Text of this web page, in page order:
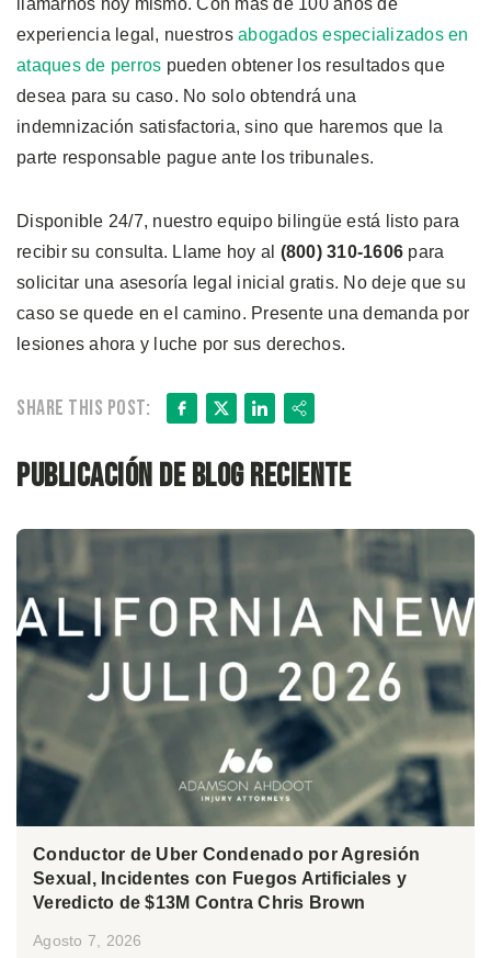
experiencia legal, nuestros abogados especializados en
ataques de perros pueden obtener los resultados que
desea para su caso. No solo obtendrá una
indemnización satisfactoria, sino que haremos que la
parte responsable pague ante los tribunales.
Disponible 24/7, nuestro equipo bilingüe está listo para
recibir su consulta. Llame hoy al (800) 310-1606 para
solicitar una asesoría legal inicial gratis. No deje que su
caso se quede en el camino. Presente una demanda por
lesiones ahora y luche por sus derechos.
Share this post: Facebook
X LinkedIn
Share
Publicación de blog reciente
Conductor de Uber Condenado por Agresión
Sexual, Incidentes con Fuegos Artificiales y
Veredicto de $13M Contra Chris Brown
Agosto 7, 2026